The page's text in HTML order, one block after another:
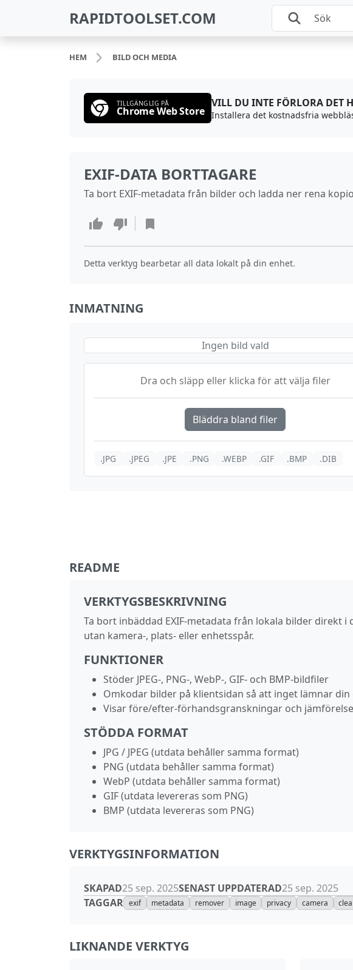
RAPIDTOOLSET.COM
HEM BILD OCH MEDIA
TILLGÄNGLIG PÅ
Chrome Web Store
VILL DU INTE FÖRLORA DET
Installera det kostnadsfria
EXIF‑DATA BORTTAGARE
Ta bort EXIF‑metadata från bilder och ladda ner rena
Detta verktyg bearbetar all data lokalt på din enhet.
INMATNING
Ingen bild vald
Dra och släpp eller klicka för att välja filer
Bläddra bland filer
.JPG .JPEG .JPE .PNG .WEBP .GIF .BMP .DIB
README
VERKTYGSBESKRIVNING
Ta bort inbäddad EXIF-metadata från lokala bilder direkt
utan kamera-, plats- eller enhetsspår.
FUNKTIONER
Stöder JPEG-, PNG-, WebP-, GIF- och BMP-bildfiler
Omkodar bilder på klientsidan så att inget lämnar din
Visar före/efter-förhandsgranskningar och
STÖDDA FORMAT
JPG / JPEG (utdata behåller samma format)
PNG (utdata behåller samma format)
WebP (utdata behåller samma format)
GIF (utdata levereras som PNG)
BMP (utdata levereras som PNG)
VERKTYGSINFORMATION
SKAPAD25 sep. 2025SENAST UPPDATERAD25 sep. 2025
TAGGAR exif metadata remover image privacy camera
LIKNANDE VERKTYG